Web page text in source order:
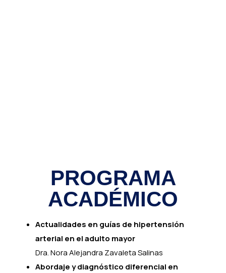
PROGRAMA
ACADÉMICO
Actualidades en guías de hipertensión
arterial en el adulto mayor
Dra. Nora Alejandra Zavaleta Salinas
Abordaje y diagnóstico diferencial en